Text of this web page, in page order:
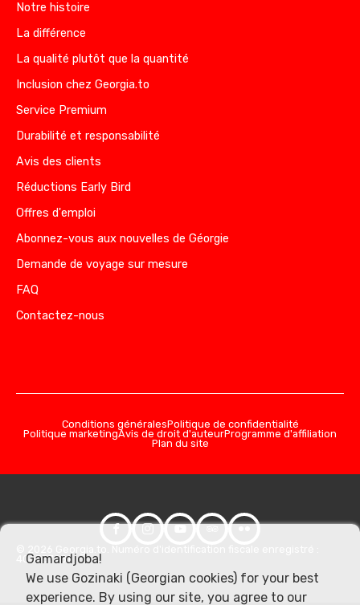
Notre histoire
La différence
La qualité plutôt que la quantité
Inclusion chez Georgia.to
Service Premium
Durabilité et responsabilité
Avis des clients
Réductions Early Bird
Offres d'emploi
Abonnez-vous aux nouvelles de Géorgie
Demande de voyage sur mesure
FAQ
Contactez-nous
Conditions généralesPolitique de confidentialité
Politique marketingAvis de droit d'auteurProgramme d'affiliation
Plan du site
406357981
Gamardjoba!
We use Gozinaki (Georgian cookies) for your best
experience. By using our site, you agree to our